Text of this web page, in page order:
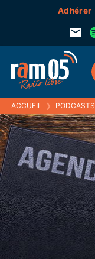
Adhérer
ACCUEIL ❯ PODCASTS